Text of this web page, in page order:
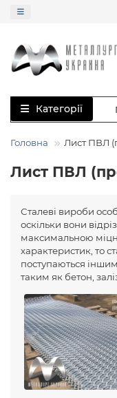
Категорії
Головна Лист ПВЛ
Лист ПВЛ
Сталеві вироби
оскільки вони
максимальною
характеристик, то
поступаються
таким як бетон,